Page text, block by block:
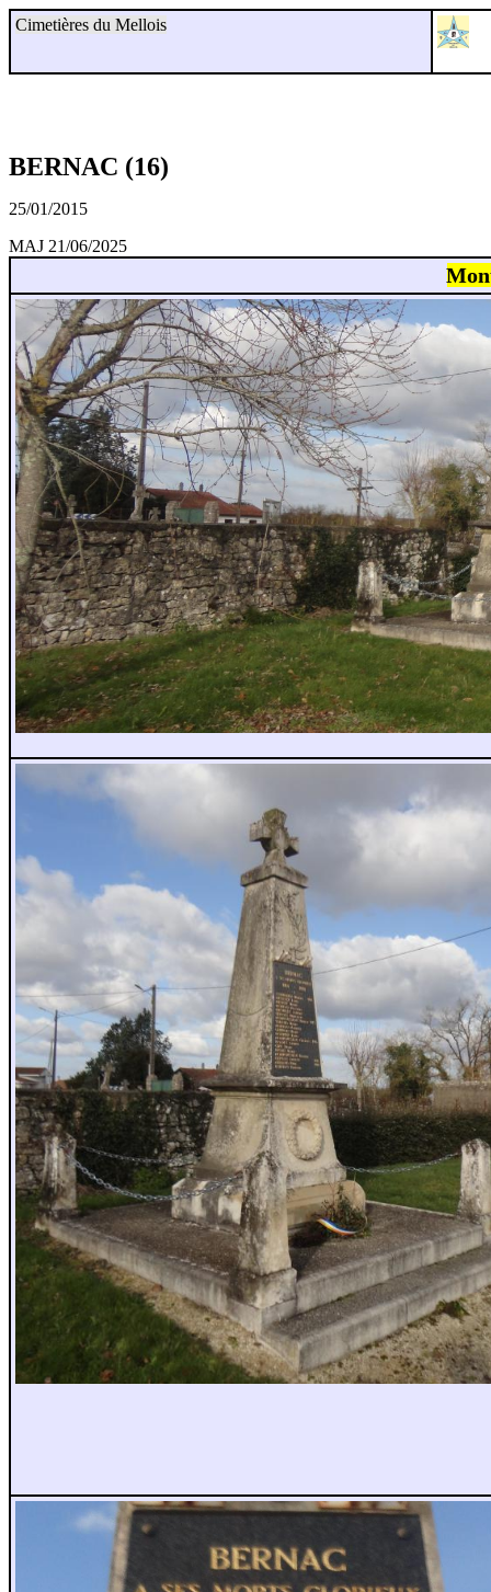
Cimetières du Mellois
BERNAC (16)
25/01/2015
MAJ 21/06/2025